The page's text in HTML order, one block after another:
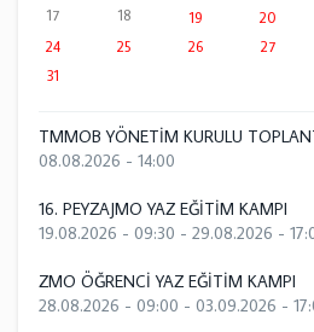
17
18 19 20
24
25 26 27
31
TMMOB YÖNETİM KURULU
08.08.2026 - 14:00
16. PEYZAJMO YAZ EĞİTİM KAMPI
19.08.2026 - 09:30 - 29.08.2026 -
ZMO ÖĞRENCİ YAZ EĞİTİM KAMPI
28.08.2026 - 09:00 - 03.09.2026 -